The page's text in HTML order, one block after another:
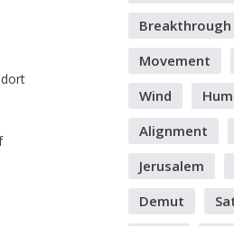
Breakthrough
Movement
Wind
Alignment
Jerusalem
Demut